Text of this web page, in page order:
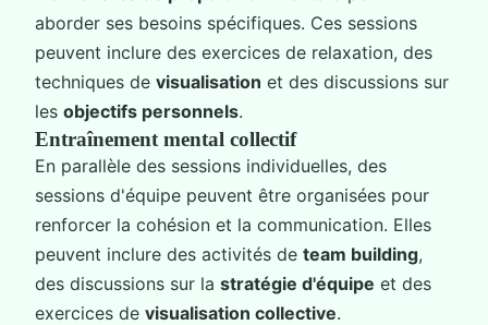
aborder ses besoins spécifiques. Ces sessions
peuvent inclure des exercices de relaxation, des
techniques de visualisation et des discussions sur
les objectifs personnels.
Entraînement mental collectif
En parallèle des sessions individuelles, des
sessions d'équipe peuvent être organisées pour
renforcer la cohésion et la communication. Elles
peuvent inclure des activités de team building,
des discussions sur la stratégie d'équipe et des
exercices de visualisation collective.